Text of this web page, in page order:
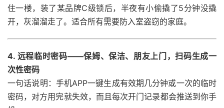
住一楼，装了某品牌C级锁后，半夜有小偷撬了5分钟没撬
开，灰溜溜走了。适合所有需要防入室盗窃的家庭。
4. 远程临时密码——保姆、保洁、朋友上门，扫码生成一
次性密码
一句话说明：手机APP一键生成有效期几分钟或一次的临时
密码，对方用完就失效，而且每次开门记录都会推送到你手